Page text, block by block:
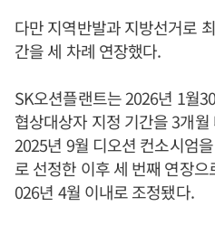
다만 지역반발과 지방선거로
간을 세 차례 연장했다.
SK오션플랜트는 2026년 1월
협상대상자 지정 기간을 3개
2025년 9월 디오션 컨소시엄
로 선정한 이후 세 번째 연장
026년 4월 이내로 조정됐다.